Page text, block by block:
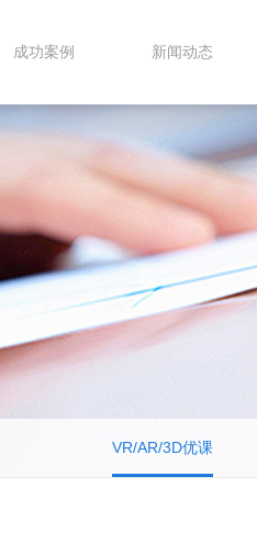
成功案例 新闻动态
VR/AR/3D优课